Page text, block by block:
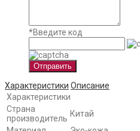
*Введите код
Отправить
Характеристики Описание
Характеристики
Страна
производитель Китай